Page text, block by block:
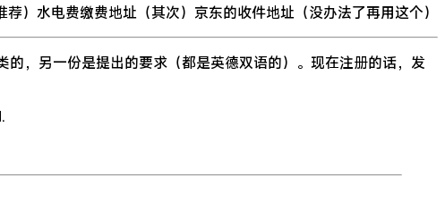
）水电费缴费地址（其次）京东的收件地址（没办法了再用这个）
，另一份是提出的要求（都是英德双语的）。现在注册的话，发